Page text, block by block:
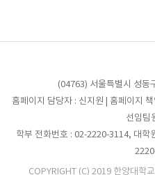
(04763) 서울특별시 성동
홈페이지 담당자 : 신지원 | 홈페이지
선임팀
학부 전화번호 : 02-2220-3114, 대학
COPYRIGHT (C) 2019 한양대학